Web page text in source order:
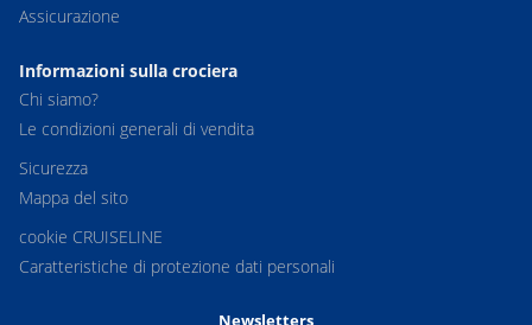
Assicurazione
Informazioni sulla crociera
Chi siamo?
Le condizioni generali di vendita
Sicurezza
Mappa del sito
cookie CRUISELINE
Caratteristiche di protezione dati personali
Newsletters